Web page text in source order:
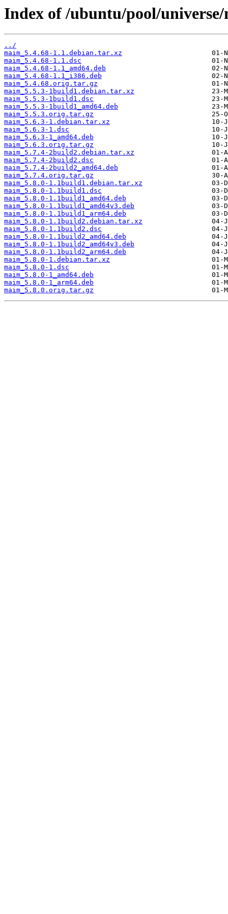
Index of /ubuntu/pool/
../
maim_5.4.68-1.1.debian.tar.xz
maim_5.4.68-1.1.dsc
maim_5.4.68-1.1_amd64.deb
maim_5.4.68-1.1_i386.deb
maim_5.4.68.orig.tar.gz
maim_5.5.3-1build1.debian.tar.xz
maim_5.5.3-1build1.dsc
maim_5.5.3-1build1_amd64.deb
maim_5.5.3.orig.tar.gz
maim_5.6.3-1.debian.tar.xz
maim_5.6.3-1.dsc
maim_5.6.3-1_amd64.deb
maim_5.6.3.orig.tar.gz
maim_5.7.4-2build2.debian.tar.xz
maim_5.7.4-2build2.dsc
maim_5.7.4-2build2_amd64.deb
maim_5.7.4.orig.tar.gz
maim_5.8.0-1.1build1.debian.tar.xz
maim_5.8.0-1.1build1.dsc
maim_5.8.0-1.1build1_amd64.deb
maim_5.8.0-1.1build1_amd64v3.deb
maim_5.8.0-1.1build1_arm64.deb
maim_5.8.0-1.1build2.debian.tar.xz
maim_5.8.0-1.1build2.dsc
maim_5.8.0-1.1build2_amd64.deb
maim_5.8.0-1.1build2_amd64v3.deb
maim_5.8.0-1.1build2_arm64.deb
maim_5.8.0-1.debian.tar.xz
maim_5.8.0-1.dsc
maim_5.8.0-1_amd64.deb
maim_5.8.0-1_arm64.deb
maim_5.8.0.orig.tar.gz